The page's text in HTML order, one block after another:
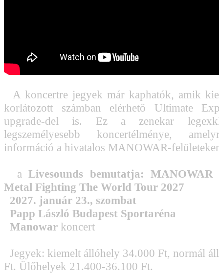
A koncertre jegyek már kaphatók, amik
korlátozott számban elérhető Ultimate
upgrade-del is. Ez a zenekar
legszemélyesebb koncertélménye,
információ a hivatalos MANOWAR-
aLivesounds bemutatja:
Metal Fighting The World Tour 2027
2027. január 23., szombat
Papp László Budapest Sportaréna
Manowar koncert
Jegyek: kiemelt állóhely 34.000 Ft, normál
Ft. Ülőhelyek 21.400-36.100 Ft.